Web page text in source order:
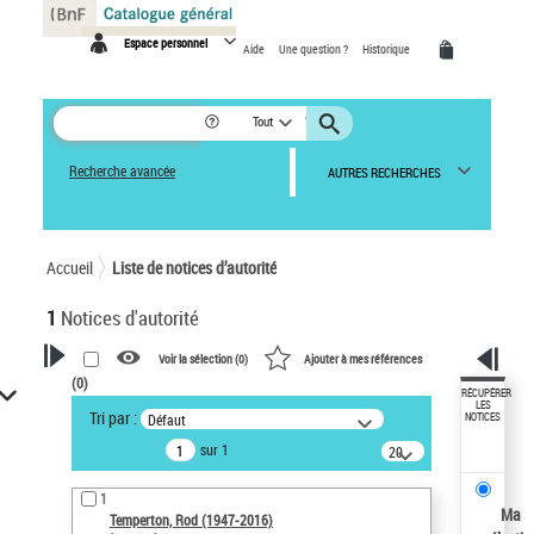
Espace personnel Aide Une question ? Historique
Tout
Recherche avancée AUTRES RECHERCHES
Accueil Liste de notices d’autorité
1 Notices d'autorité
VOTRE RECHERCHE
Recherche avancée dans les
notices d’autorité
Œuvres liées à l'auteur :
Temperton, Rod (1947-2016)
Voir la sélection (0) Ajouter à mes références
(0)
Tri par : Défaut
sur 1
20
résultats/page
1
Temperton, Rod (1947-2016)
RÉCUPÉRER
LES
NOTICES
Ma
Panneau de gestion des cookies